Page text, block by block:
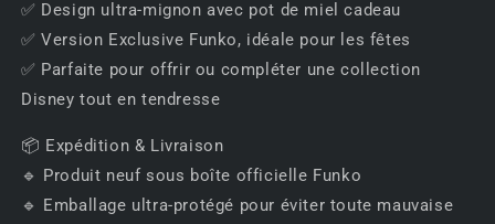
✅ Design ultra-mignon avec pot de miel cadeau
✅ Version Exclusive Funko, idéale pour les fêtes
✅ Parfaite pour offrir ou compléter une collection
Disney tout en tendresse
📦 Expédition & Livraison
🔹 Produit neuf sous boîte officielle Funko
🔹 Emballage ultra-protégé pour éviter toute mauvaise